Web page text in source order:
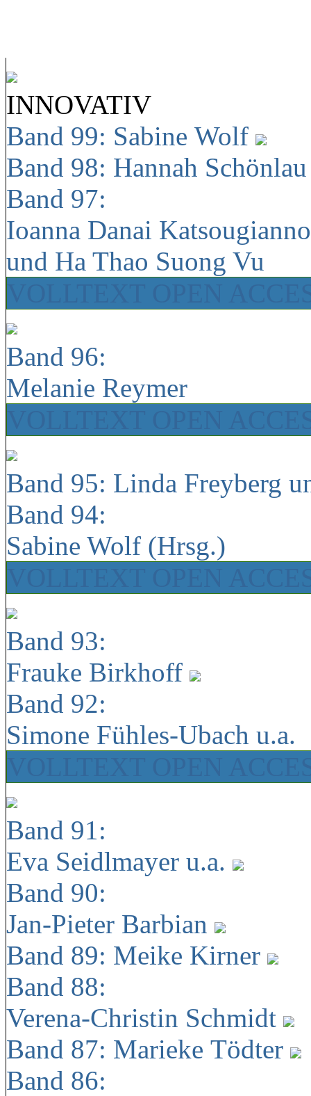
INNOVATIV
Band 99: Sabine Wolf
Band 98: Hannah
Band 97:
Ioanna Danai
und Ha Thao Suong Vu
Band 96:
Melanie Reymer
Band 95: Linda Freyberg
Band 94:
Sabine Wolf (Hrsg.)
Band 93:
Frauke Birkhoff
Band 92:
Simone Fühles-Ubach u.a.
Band 91:
Eva Seidlmayer u.a.
Band 90:
Jan-Pieter Barbian
Band 89: Meike Kirner
Band 88:
Verena-Christin Schmidt
Band 87: Marieke Tödter
Band 86: